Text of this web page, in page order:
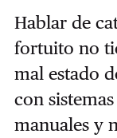
Hablar de
fortuito no
mal estado
con
manuales y